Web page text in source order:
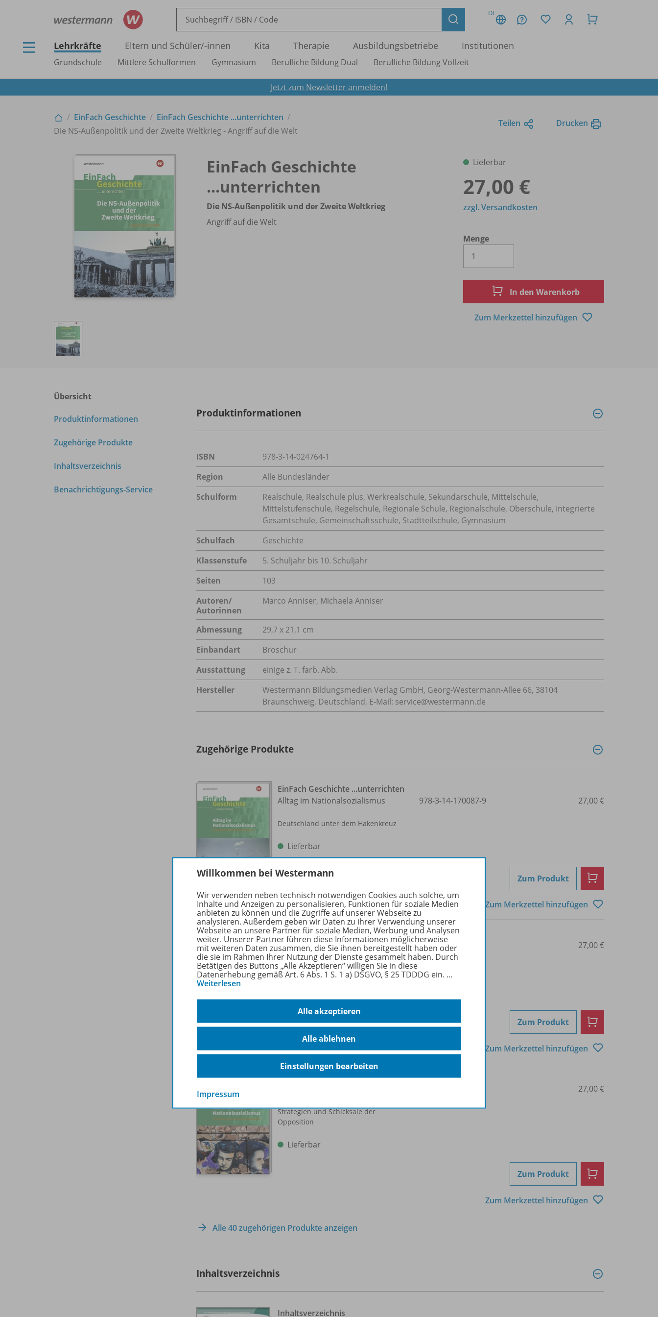
DE
Lehrkräfte Eltern und Schüler/-innen Kita Therapie Ausbildungsbetriebe Institutionen
Grundschule Mittlere Schulformen Gymnasium Berufliche Bildung Dual Berufliche Bildung Vollzeit
Jetzt zum Newsletter anmelden!
EinFach Geschichte
EinFach Geschichte ...unterrichten
Die NS-Außenpolitik und der Zweite Weltkrieg - Angriff auf die Welt
Teilen Drucken
EinFach Geschichte
...unterrichten
Die NS-Außenpolitik und der Zweite Weltkrieg
Angriff auf die Welt
Lieferbar
27,00 €
Menge
zzgl. Versandkosten
In den Warenkorb
Zum Merkzettel hinzufügen
Übersicht
Produktinformationen
Zugehörige Produkte
Inhaltsverzeichnis
Benachrichtigungs-Service
Produktinformationen
ISBN
978-3-14-024764-1
Region
Alle Bundesländer
Schulform
Realschule, Realschule plus, Werkrealschule, Sekundarschule, Mittelschule,
Mittelstufenschule, Regelschule, Regionale Schule, Regionalschule, Oberschule, Integrierte
Gesamtschule, Gemeinschaftsschule, Stadtteilschule, Gymnasium
Schulfach
Geschichte
Klassenstufe
5. Schuljahr bis 10. Schuljahr
Seiten
103
Autoren/
Autorinnen
Marco Anniser, Michaela Anniser
Abmessung
29,7 x 21,1 cm
Einbandart
Broschur
Ausstattung
einige z. T. farb. Abb.
Hersteller
Westermann Bildungsmedien Verlag GmbH, Georg-Westermann-Allee 66, 38104
Braunschweig, Deutschland, E-Mail: service@westermann.de
Zugehörige Produkte
EinFach Geschichte ...unterrichten
Alltag im Nationalsozialismus
Deutschland unter dem Hakenkreuz
Lieferbar
978-3-14-170087-9 27,00 €
Zum Produkt
Zum Merkzettel hinzufügen
EinFach Geschichte ...unterrichten
Der Holocaust
Beispielloses Verbrechen
978-3-14-024736-8 27,00 €
Zum Produkt
Zum Merkzettel hinzufügen
EinFach Geschichte ...unterrichten
Strategien und Schicksale der
Opposition
Lieferbar
978-3-14-024768-9 27,00 €
Zum Produkt
Zum Merkzettel hinzufügen
Alle 40 zugehörigen Produkte anzeigen
Inhaltsverzeichnis
Inhaltsverzeichnis
Willkommen bei Westermann
Wir verwenden neben technisch notwendigen Cookies auch solche, um
Inhalte und Anzeigen zu personalisieren, Funktionen für soziale Medien
anbieten zu können und die Zugriffe auf unserer Webseite zu
analysieren. Außerdem geben wir Daten zu ihrer Verwendung unserer
Webseite an unsere Partner für soziale Medien, Werbung und Analysen
weiter. Unserer Partner führen diese Informationen möglicherweise
mit weiteren Daten zusammen, die Sie ihnen bereitgestellt haben oder
die sie im Rahmen Ihrer Nutzung der Dienste gesammelt haben. Durch
Betätigen des Buttons „Alle Akzeptieren“ willigen Sie in diese
Datenerhebung gemäß Art. 6 Abs. 1 S. 1 a) DSGVO, § 25 TDDDG ein. …
Weiterlesen
Alle akzeptieren
Alle ablehnen
Einstellungen bearbeiten
Impressum